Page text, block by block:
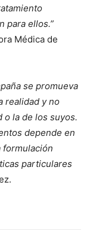
para ellos.”
Médica de
se promueva
realidad y no
la de los suyos.
depende en
formulación
particulares